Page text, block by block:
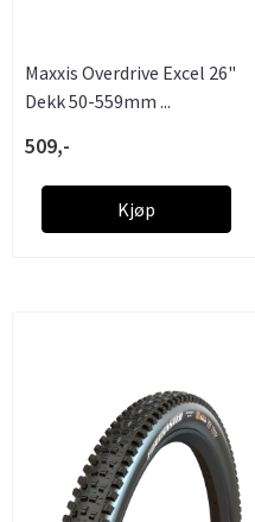
Maxxis Overdrive Excel 26"
Dekk 50-559mm ...
509,-
Kjøp